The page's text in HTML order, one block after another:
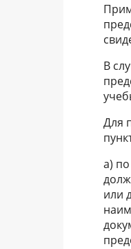
В
Для
а)
или